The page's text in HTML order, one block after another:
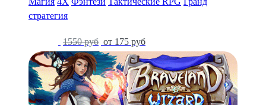
стратегия
1550 руб от 175 руб